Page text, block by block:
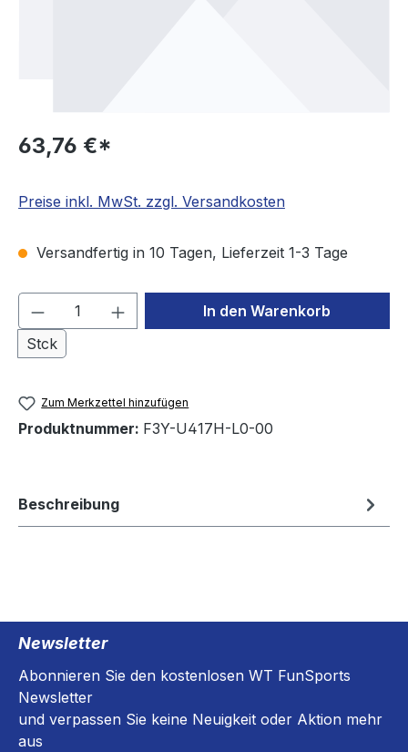
63,76 €*
Preise inkl. MwSt. zzgl. Versandkosten
Versandfertig in 10 Tagen, Lieferzeit 1-3 Tage
Produkt Anzahl: Gib den
Stck
In den Warenkorb
Zum Merkzettel hinzufügen
Produktnummer: F3Y-U417H-L0-00
Beschreibung
Newsletter
Abonnieren Sie den kostenlosen WT FunSports
Newsletter
und verpassen Sie keine Neuigkeit oder Aktion mehr
aus